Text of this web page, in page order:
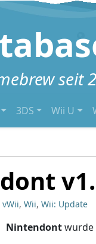
seit
3DS Wii U
vWii, Wii, Wii: Update
Nintendontwurde